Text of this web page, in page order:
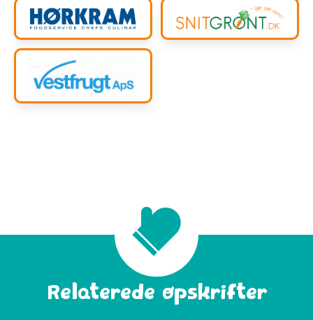
Relaterede opskrifter